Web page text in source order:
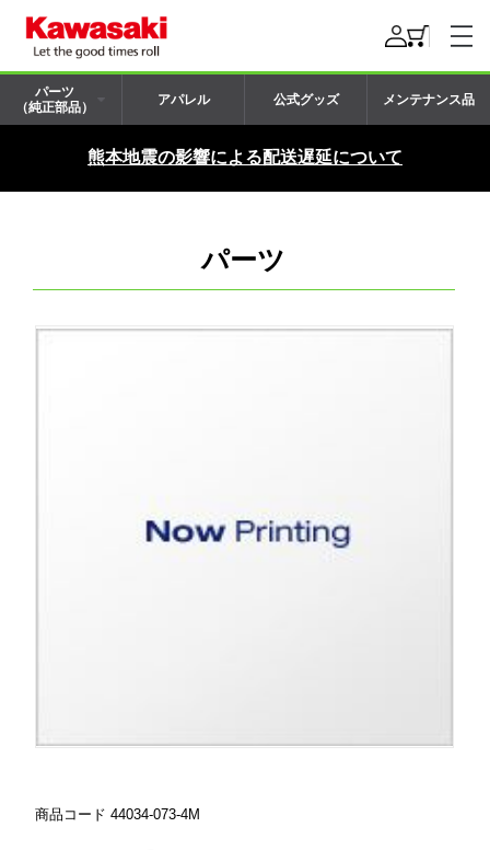
パーツ
（純正部品）
アパレル 公式グッズ メンテナンス品
熊本地震の影響による配送遅延について
パーツ
商品コード 44034-073-4M